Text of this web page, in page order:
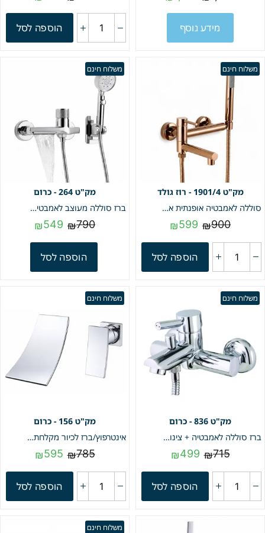
מידע נוסף הוספה לסל
משלוח חינם
1901/4 - רוז גולד
סוללה לאמבטיה אופנתית איכותית פיית מילוי מתקפלת +מזלף יד וצינור גמיש | רוז גולד | מק"ט 1901/4
₪900
₪599
הוספה לסל
משלוח חינם
264 - כרום
ברז סוללה מעוצב לאמבטיה + מעמד למזלף בהדבקה + צינור ומזלף | כרום | מק"ט 264
₪790
₪549
הוספה לסל
משלוח חינם
836 - כרום
ברז סוללה לאמבטיה + צינור ומזלף מבית חמת הפצה | כרום | מק"ט 836
₪715
₪499
הוספה לסל
משלוח חינם
156 - כרום
אינטרפוץ/ברז לכיור מקלחת | פיית מפל | כרום | מק"ט 156
₪785
₪595
הוספה לסל
משלוח חינם